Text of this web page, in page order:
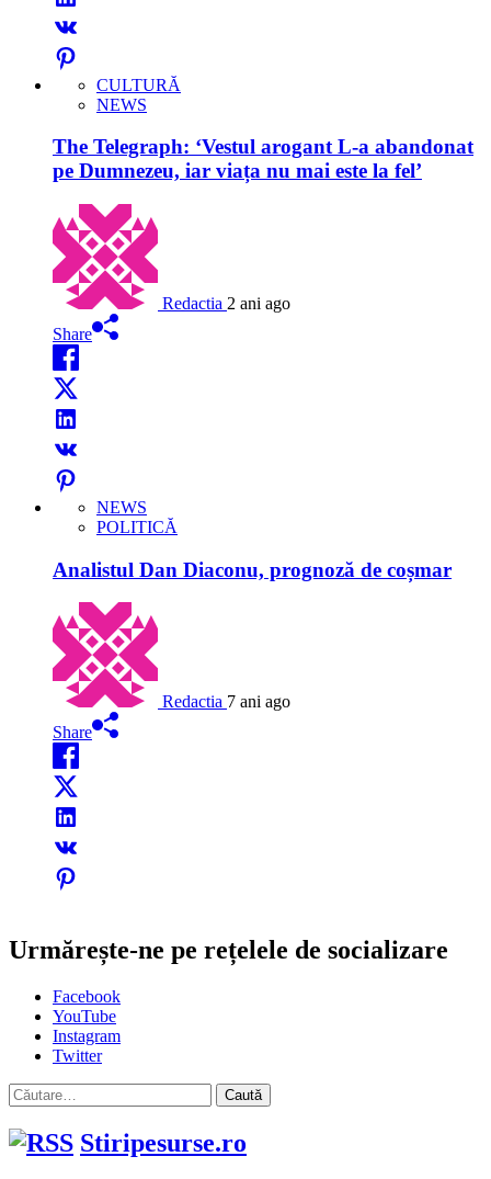
CULTURĂ
NEWS
The Telegraph: ‘Vestul arogant L-a abandonat
pe Dumnezeu, iar viața nu mai este la fel’
Redactia 2 ani ago
Share
NEWS
POLITICĂ
Analistul Dan Diaconu, prognoză de coșmar
Redactia 7 ani ago
Share
Urmărește-ne pe rețelele de socializare
Facebook
YouTube
Instagram
Twitter
Caută
după:
Stiripesurse.ro